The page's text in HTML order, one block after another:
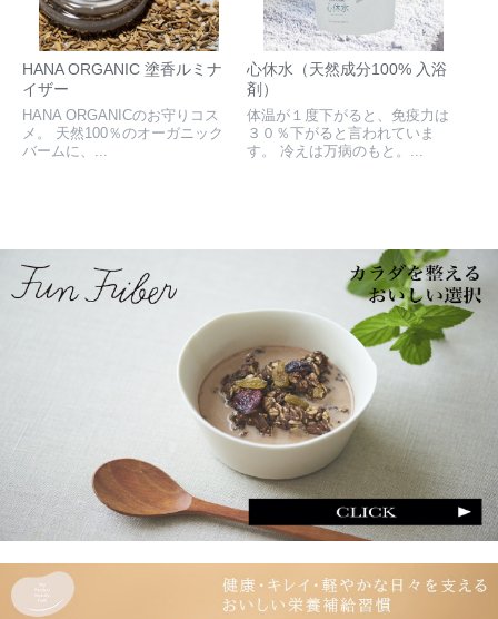
HANA ORGANIC 塗香ルミナ
イザー
HANA ORGANICのお守りコス
メ。 天然100％のオーガニック
バームに、...
心休水（天然成分100% 入浴
剤）
体温が１度下がると、免疫力は
３０％下がると言われていま
す。 冷えは万病のもと。...